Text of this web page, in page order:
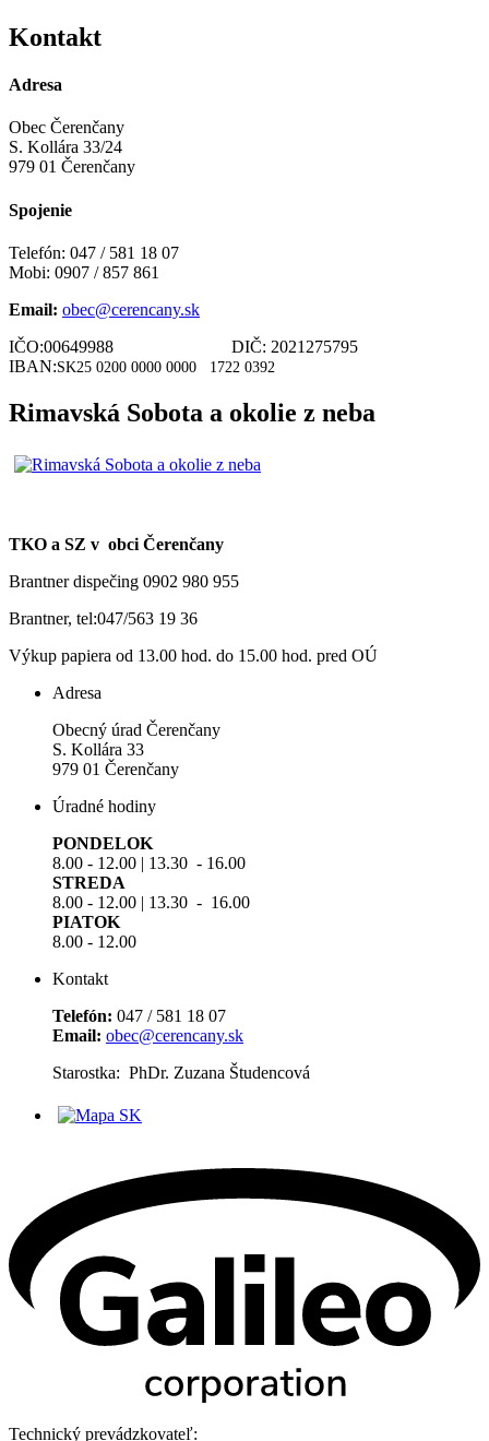
Kontakt
Adresa
Obec Čerenčany
S. Kollára 33/24
979 01 Čerenčany
Spojenie
Telefón: 047 / 581 18 07
Mobi: 0907 / 857 861
Email: obec@cerencany.sk
IČO:00649988 DIČ: 2021275795
IBAN:SK25 0200 0000 0000 1722 0392
Rimavská Sobota a okolie z neba
TKO a SZ v obci Čerenčany
Brantner dispečing 0902 980 955
Brantner, tel:047/563 19 36
Výkup papiera od 13.00 hod. do 15.00 hod. pred OÚ
Adresa
Obecný úrad Čerenčany
S. Kollára 33
979 01 Čerenčany
Úradné hodiny
PONDELOK
8.00 - 12.00 | 13.30 - 16.00
STREDA
8.00 - 12.00 | 13.30 - 16.00
PIATOK
8.00 - 12.00
Kontakt
Telefón: 047 / 581 18 07
Email: obec@cerencany.sk
Starostka: PhDr. Zuzana Študencová
Technický prevádzkovateľ: